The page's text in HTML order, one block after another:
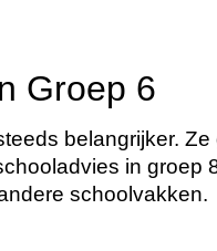
Groep 6
belangrijker.
in groep
schoolvakken.